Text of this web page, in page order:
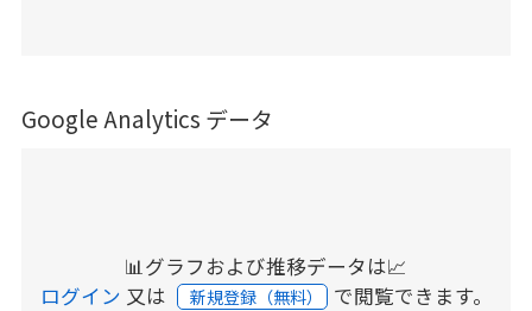
Google Analytics データ
📊グラフおよび推移データは📈
ログイン 又は 新規登録（無料） で閲覧できます。